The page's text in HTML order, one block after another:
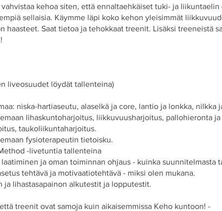
kehoa siten, että ennaltaehkäiset tuki- ja liikuntaelin
sellaisia. Käymme läpi koko kehon yleisimmät
haasteet. Saat tietoa ja tehokkaat treenit. Lisäksi treeneistä
liveosuudet löydät tallenteina)
niska-hartiaseutu, alaselkä ja core, lantio ja lonkka, nilkka
lihaskuntoharjoitus, liikkuvuusharjoitus, pallohieronta ja
taukoliikuntaharjoitus.
fysioterapeutin tietoisku.
-livetuntia tallenteina
ja oman toiminnan ohjaus - kuinka suunnitelmasta
tehtävä ja motivaatiotehtävä - miksi olen mukana.
ja lihastasapainon alkutestit ja lopputestit.
treenit ovat samoja kuin aikaisemmissa Keho kuntoon! -